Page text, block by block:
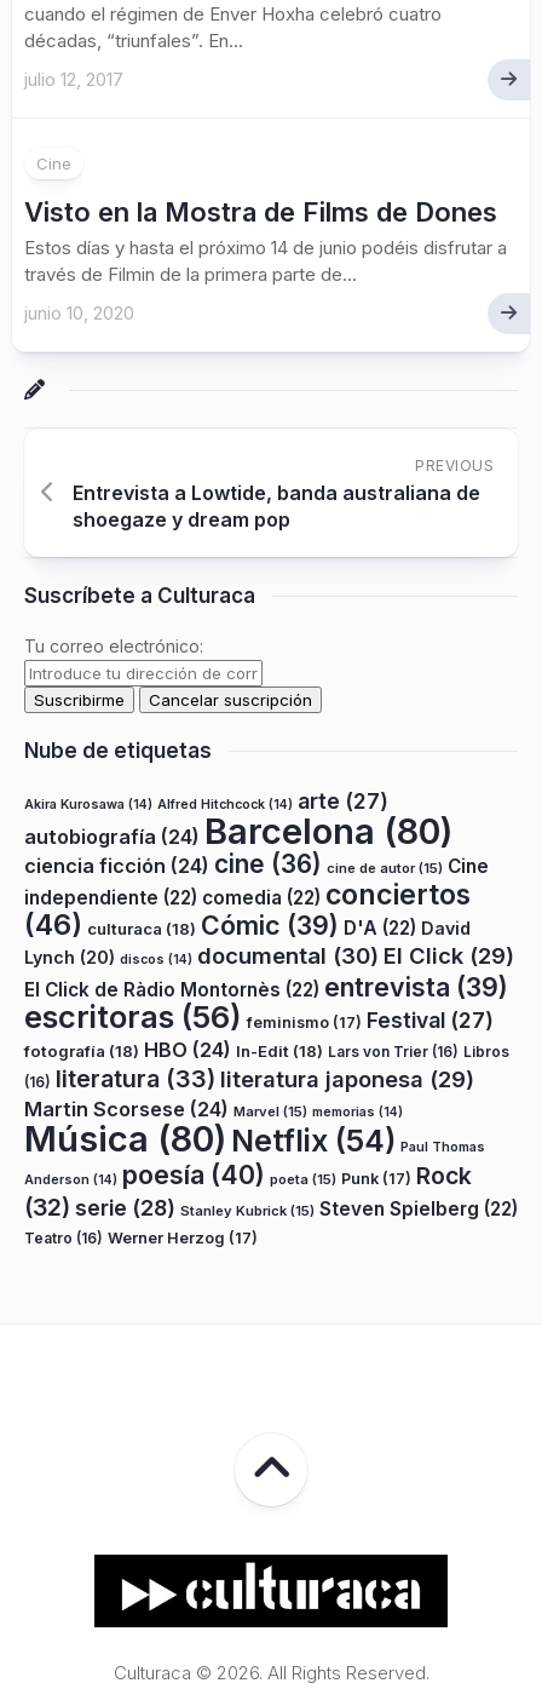
cuando el régimen de Enver Hoxha celebró cuatro
décadas, “triunfales”. En...
julio 12, 2017
Cine
Visto en la Mostra de Films de Dones
Estos días y hasta el próximo 14 de junio podéis disfrutar a
través de Filmin de la primera parte de...
junio 10, 2020
PREVIOUS
Entrevista a Lowtide, banda australiana de
shoegaze y dream pop
Suscríbete a Culturaca
Tu correo electrónico:
Nube de etiquetas
Akira Kurosawa (14) Alfred Hitchcock (14) arte (27)
autobiografía (24) Barcelona (80)
ciencia ficción (24) cine (36) cine de autor(15) Cine
independiente (22) comedia (22) conciertos
(46) culturaca (18) Cómic (39) D'A (22) David
Lynch (20) discos (14) documental (30) El Click (29)
El Click de Ràdio Montornès (22) entrevista (39)
escritoras (56) feminismo (17) Festival (27)
fotografía (18) HBO (24) In-Edit (18) Lars von Trier (16) Libros
(16) literatura (33) literatura japonesa (29)
Martin Scorsese (24) Marvel (15) memorias (14)
Música (80) Netflix (54) Paul Thomas
Anderson (14) poesía (40) poeta (15) Punk (17) Rock
(32) serie (28) Stanley Kubrick (15) Steven Spielberg (22)
Teatro (16) Werner Herzog (17)
Culturaca © 2026. All Rights Reserved.